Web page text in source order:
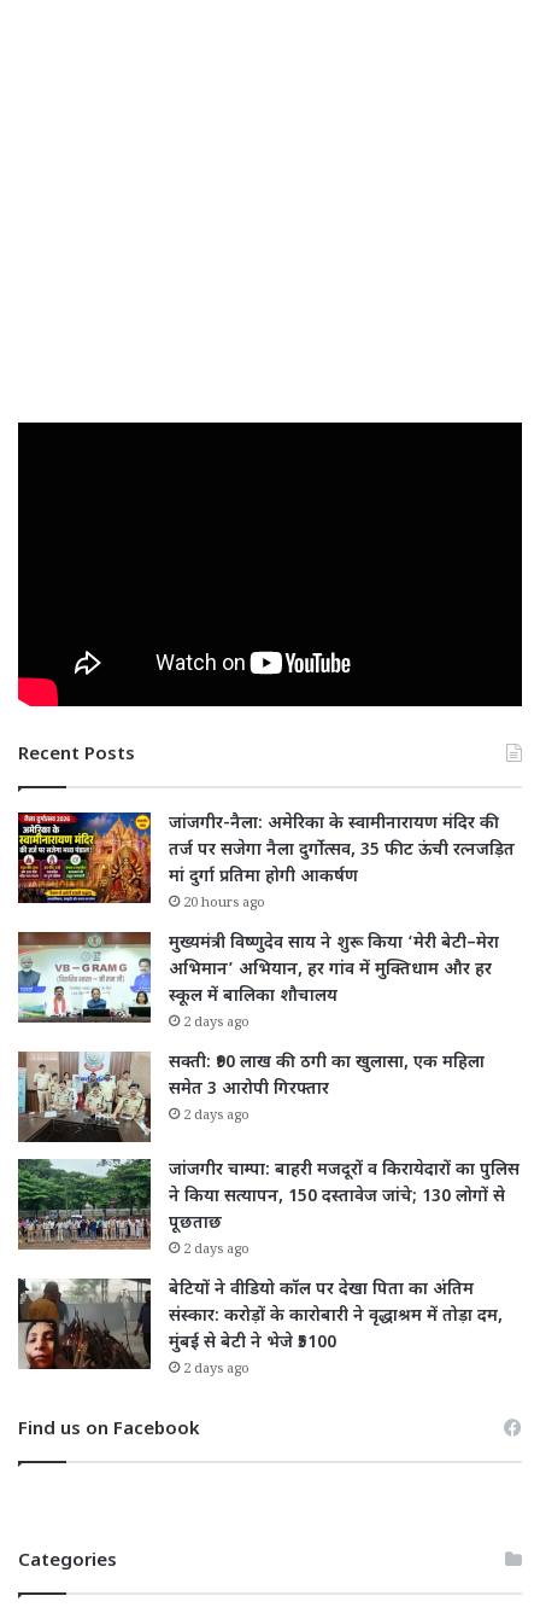
Recent Posts
जांजगीर-नैला: अमेरिका के स्वामीनारायण मंदिर की
तर्ज पर सजेगा नैला दुर्गोत्सव, 35 फीट ऊंची रत्नजड़ित
मां दुर्गा प्रतिमा होगी आकर्षण
20 hours ago
मुख्यमंत्री विष्णुदेव साय ने शुरू किया ‘मेरी बेटी–मेरा
अभिमान’ अभियान, हर गांव में मुक्तिधाम और हर
स्कूल में बालिका शौचालय
2 days ago
सक्ती: ₹90 लाख की ठगी का खुलासा, एक महिला
समेत 3 आरोपी गिरफ्तार
2 days ago
जांजगीर चाम्पा: बाहरी मजदूरों व किरायेदारों का पुलिस
ने किया सत्यापन, 150 दस्तावेज जांचे; 130 लोगों से
पूछताछ
2 days ago
बेटियों ने वीडियो कॉल पर देखा पिता का अंतिम
संस्कार: करोड़ों के कारोबारी ने वृद्धाश्रम में तोड़ा दम,
मुंबई से बेटी ने भेजे ₹5100
2 days ago
Find us on Facebook
Categories